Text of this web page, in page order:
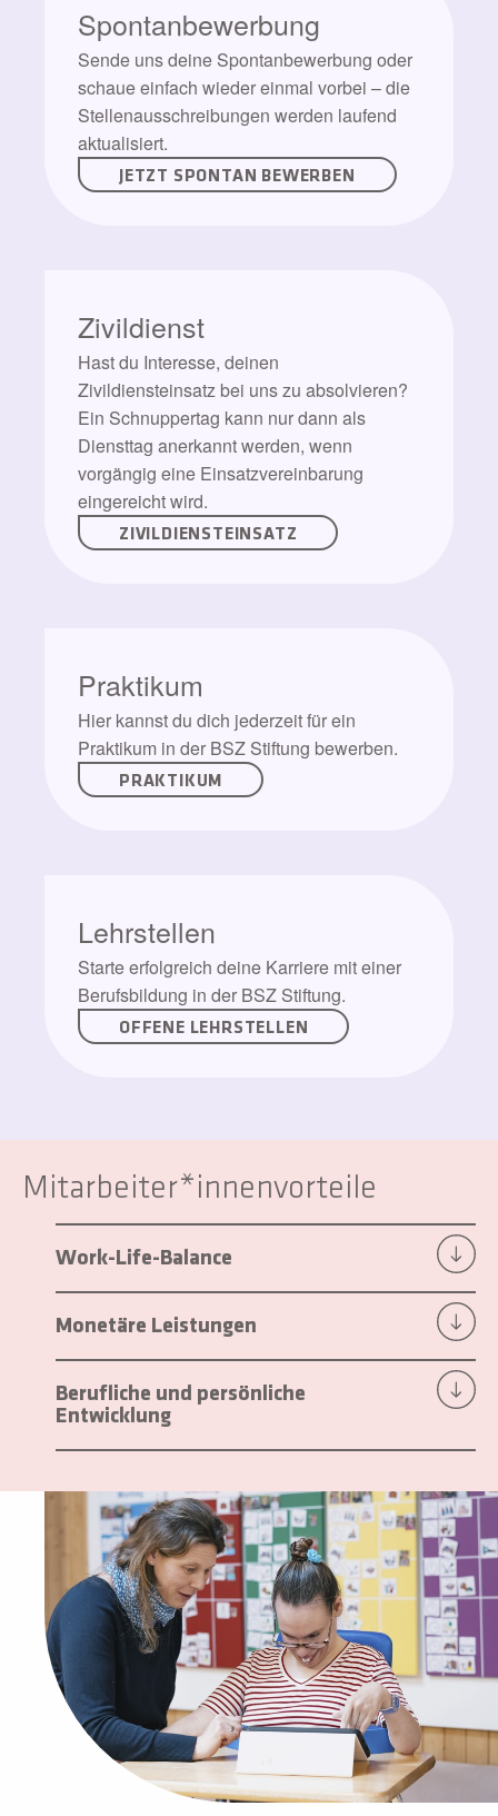
Spontanbewerbung
Sende uns deine Spontanbewerbung oder
schaue einfach wieder einmal vorbei – die
Stellenausschreibungen werden laufend
aktualisiert.
JETZT SPONTAN BEWERBEN
Zivildienst
Hast du Interesse, deinen
Zivildiensteinsatz bei uns zu absolvieren?
Ein Schnuppertag kann nur dann als
Diensttag anerkannt werden, wenn
vorgängig eine Einsatzvereinbarung
eingereicht wird.
ZIVILDIENSTEINSATZ
Praktikum
Hier kannst du dich jederzeit für ein
Praktikum in der BSZ Stiftung bewerben.
PRAKTIKUM
Lehrstellen
Starte erfolgreich deine Karriere mit einer
Berufsbildung in der BSZ Stiftung.
OFFENE LEHRSTELLEN
Mitarbeiter*innenvorteile
Work-Life-Balance
Monetäre Leistungen
Berufliche und persönliche
Entwicklung